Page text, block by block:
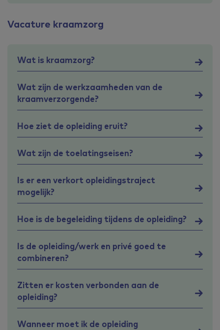
Vacature kraamzorg
Wat is kraamzorg?
Wat zijn de werkzaamheden van de
kraamverzorgende?
Hoe ziet de opleiding eruit?
Wat zijn de toelatingseisen?
Is er een verkort opleidingstraject
mogelijk?
Hoe is de begeleiding tijdens de opleiding?
Is de opleiding/werk en privé goed te
combineren?
Zitten er kosten verbonden aan de
opleiding?
Wanneer moet ik de opleiding